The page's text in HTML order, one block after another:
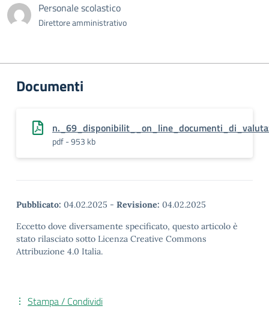
Personale scolastico
Direttore amministrativo
Documenti
pdf - 953 kb
Pubblicato: 04.02.2025 - Revisione: 04.02.2025
Eccetto dove diversamente specificato, questo articolo è
stato rilasciato sotto Licenza Creative Commons
Attribuzione 4.0 Italia.
Stampa / Condividi